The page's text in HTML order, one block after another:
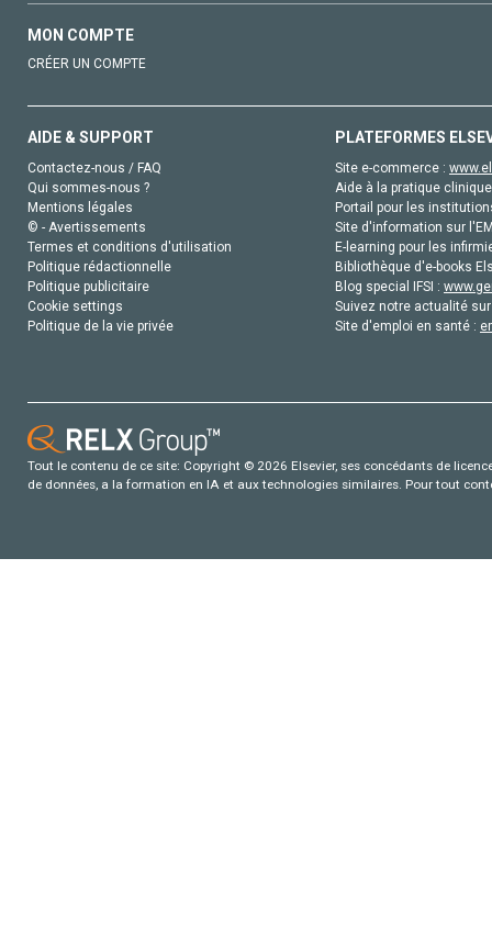
MON COMPTE
CRÉER UN COMPTE
AIDE & SUPPORT
Contactez-nous / FAQ
Qui sommes-nous ?
Mentions légales
© - Avertissements
Termes et conditions d'utilisation
Politique rédactionnelle
Politique publicitaire
Cookie settings
Politique de la vie privée
PLATEFORMES
Site e-commerce :
Aide à la pratique
Portail pour les
Site d'information sur
E-learning pour les
Bibliothèque d'e-books
Blog special IFSI :
Suivez notre actualité
Site d'emploi en santé :
Tout le contenu de ce site: Copyright © 2026 Elsevier, ses concédants de
de données, a la formation en IA et aux technologies similaires. Pour tout